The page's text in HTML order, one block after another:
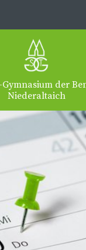
der
Niederaltaich